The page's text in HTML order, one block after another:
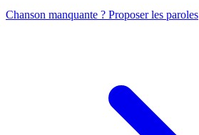
Chanson manquante ? Proposer les paroles